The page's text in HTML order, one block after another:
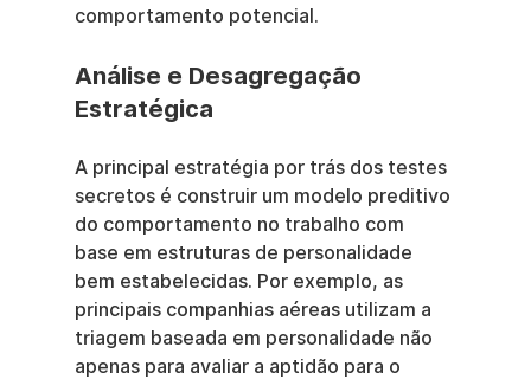
comportamento potencial.
Análise e Desagregação
Estratégica
A principal estratégia por trás dos testes
secretos é construir um modelo preditivo
do comportamento no trabalho com
base em estruturas de personalidade
bem estabelecidas. Por exemplo, as
principais companhias aéreas utilizam a
triagem baseada em personalidade não
apenas para avaliar a aptidão para o